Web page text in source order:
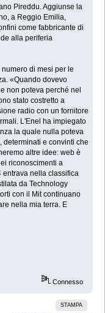
Pireddu. Aggiunse la
a Reggio Emilia,
come fabbricante di
alla periferia
di mesi per le
«Quando dovevo
non poteva perché nel
stato costretto a
radio con un fornitore
L'Enel ha impiegato
la quale nulla poteva
determinati e convinti che
altre idee: web è
riconoscimenti a
entrava nella classifica
da Technology
con il Mit continuano
nella mia terra. E
Connesso
STAMPA